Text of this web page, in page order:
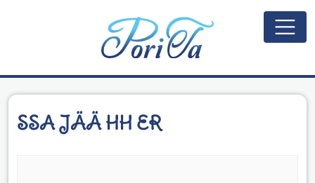
SSA JÄÄ HH ER